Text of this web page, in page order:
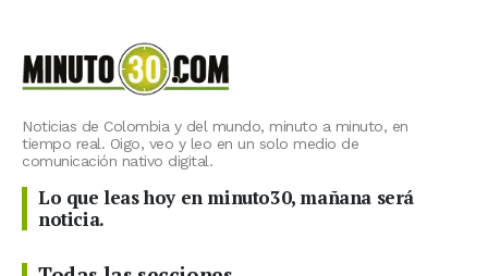
Noticias de Colombia y del mundo, minuto a minuto, en
tiempo real. Oigo, veo y leo en un solo medio de
comunicación nativo digital.
Lo que leas hoy en minuto30, mañana será
noticia.